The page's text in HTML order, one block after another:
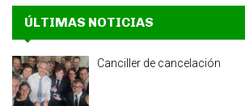
ÚLTIMAS NOTICIAS
Canciller de cancelación